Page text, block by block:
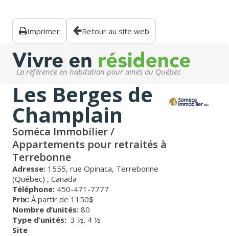
Imprimer Retour au site web
La référence en habitation pour ainés au Québec
Les Berges de
Champlain
Soméca Immobilier /
Appartements pour retraités à
Terrebonne
Adresse: 1555, rue Opinaca, Terrebonne
(Québec) , Canada
Téléphone: 450-471-7777
Prix: À partir de 1150$
Nombre d’unités: 80
Type d’unités: 3 ½, 4 ½
Site